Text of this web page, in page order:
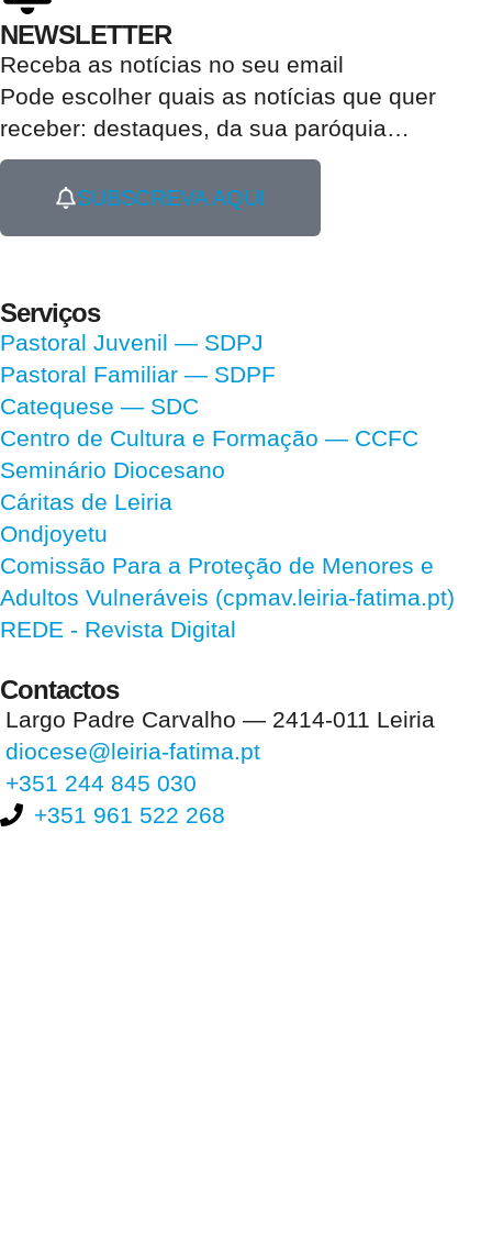
NEWSLETTER
Receba as notícias no seu email​
Pode escolher quais as notícias que quer
receber: destaques, da sua paróquia
SUBSCREVA AQUI
Serviços
Pastoral Juvenil — SDPJ
Pastoral Familiar — SDPF
Catequese — SDC
Centro de Cultura e Formação — CCFC
Seminário Diocesano
Cáritas de Leiria
Ondjoyetu
Comissão Para a Proteção de Menores e
Adultos Vulneráveis (cpmav.leiria-fatima.pt)
REDE - Revista Digital
Contactos
Largo Padre Carvalho — 2414-011 Leiria
diocese@leiria-fatima.pt
+351 244 845 030
+351 961 522 268